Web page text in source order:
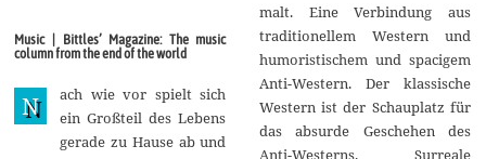
a
i
2
0
2
0
Music | Bittles’ Magazine: The music
column from the end of the world
N
ach wie vor spielt sich
ein Großteil des Lebens
gerade zu Hause ab und
malt. Eine Verbindung aus
traditionellem Western und
humoristischem und spacigem
Anti-Western. Der klassische
Western ist der Schauplatz für
das absurde Geschehen des
Anti-Westerns. Surreale